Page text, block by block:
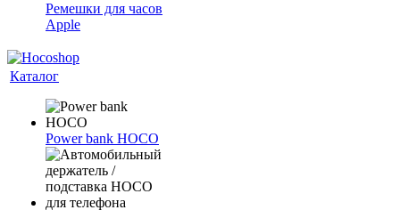
Ремешки для часов
Apple
Каталог
Power bank HOCO